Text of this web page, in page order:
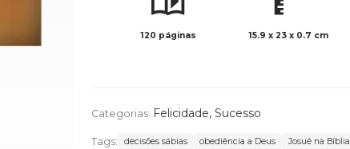
120 páginas 15.9 x 23 x 0.7 cm
Categorias: Felicidade, Sucesso
Tags: decisões sábias obediência a Deus Josué na Bíblia